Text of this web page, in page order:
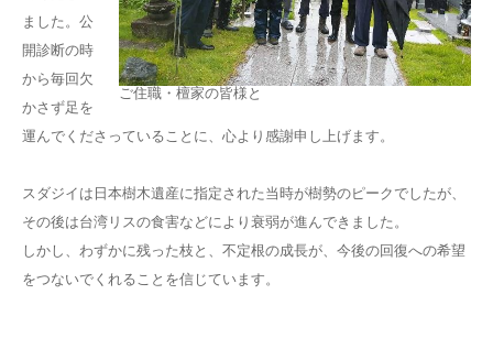
ご住職・檀家の皆様と
ました。公
開診断の時
から毎回欠
かさず足を
運んでくださっていることに、心より感謝申し上げます。
スダジイは日本樹木遺産に指定された当時が樹勢のピークでしたが、
その後は台湾リスの食害などにより衰弱が進んできました。
しかし、わずかに残った枝と、不定根の成長が、今後の回復への希望
をつないでくれることを信じています。